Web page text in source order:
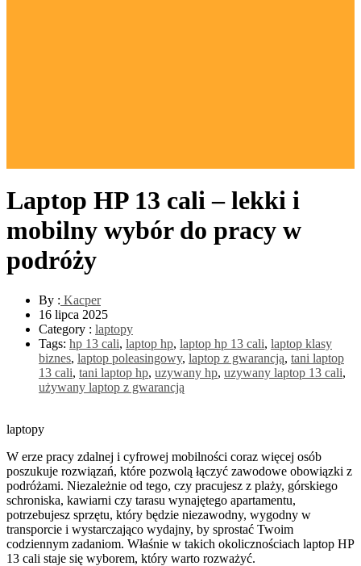
Laptop HP 13 cali – lekki i
mobilny wybór do pracy w
podróży
By : Kacper
16 lipca 2025
Category : laptopy
Tags: hp 13 cali, laptop hp, laptop hp 13 cali, laptop klasy
biznes, laptop poleasingowy, laptop z gwarancją, tani laptop
13 cali, tani laptop hp, uzywany hp, uzywany laptop 13 cali,
używany laptop z gwarancją
laptopy
W erze pracy zdalnej i cyfrowej mobilności coraz więcej osób
poszukuje rozwiązań, które pozwolą łączyć zawodowe obowiązki z
podróżami. Niezależnie od tego, czy pracujesz z plaży, górskiego
schroniska, kawiarni czy tarasu wynajętego apartamentu,
potrzebujesz sprzętu, który będzie niezawodny, wygodny w
transporcie i wystarczająco wydajny, by sprostać Twoim
codziennym zadaniom. Właśnie w takich okolicznościach laptop HP
13 cali staje się wyborem, który warto rozważyć.